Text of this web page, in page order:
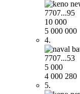
7707...95
10 000
5 000 000
4.
7707...53
5 000
4 000 280
5.